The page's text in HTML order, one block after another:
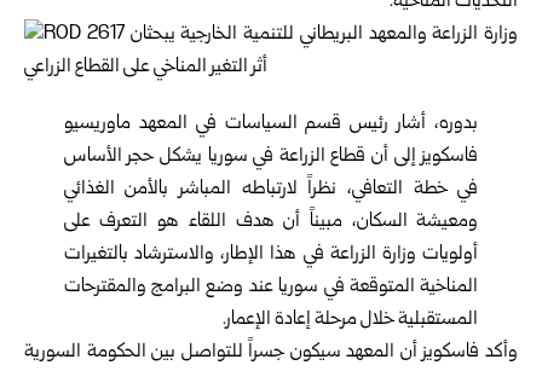
بدوره، أشار رئيس قسم السياسات في المعهد ماوريسيو
فاسكويز إلى أن قطاع الزراعة في سوريا يشكل حجر الأساس
في خطة التعافي، نظراً لارتباطه المباشر بالأمن الغذائي
ومعيشة السكان، مبيناً أن هدف اللقاء هو التعرف على
أولويات وزارة الزراعة في هذا الإطار، والاسترشاد بالتغيرات
المناخية المتوقعة في سوريا عند وضع البرامج والمقترحات
المستقبلية خلال مرحلة إعادة الإعمار.
وأكد فاسكويز أن المعهد سيكون جسراً للتواصل بين الحكومة السورية